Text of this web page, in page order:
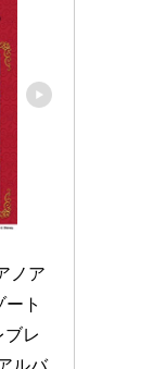
ノア
ト
ブレ
ルバ